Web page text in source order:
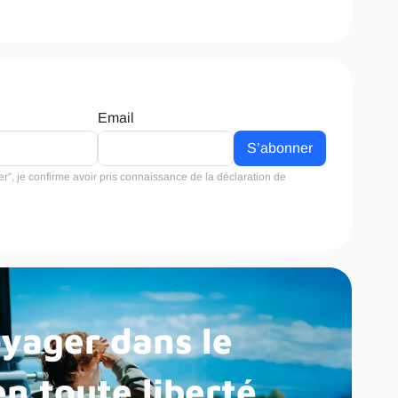
Email
je confirme avoir pris connaissance de la déclaration de
dans le